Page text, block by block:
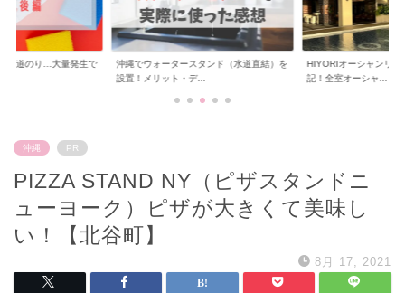
の道のり…大量発生で
沖縄でウォータースタンド（水道直結）を
設置！メリット・デ...
HIYORIオーシャンリゾ
記！全室オーシャ...
沖縄 PR
PIZZA STAND NY（ピザスタンドニ
ューヨーク）ピザが大きくて美味し
い！【北谷町】
8月 17, 2021